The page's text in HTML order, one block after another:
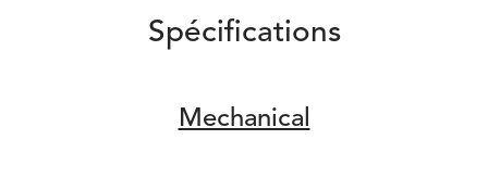
Spécifications
Mechanical